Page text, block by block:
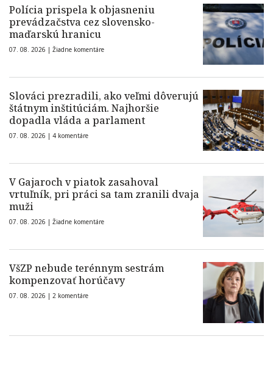
Polícia prispela k objasneniu
prevádzačstva cez slovensko-
maďarskú hranicu
07. 08. 2026 | Žiadne komentáre
Slováci prezradili, ako veľmi dôverujú
štátnym inštitúciám. Najhoršie
dopadla vláda a parlament
07. 08. 2026 | 4 komentáre
V Gajaroch v piatok zasahoval
vrtuľník, pri práci sa tam zranili dvaja
muži
07. 08. 2026 | Žiadne komentáre
VšZP nebude terénnym sestrám
kompenzovať horúčavy
07. 08. 2026 | 2 komentáre